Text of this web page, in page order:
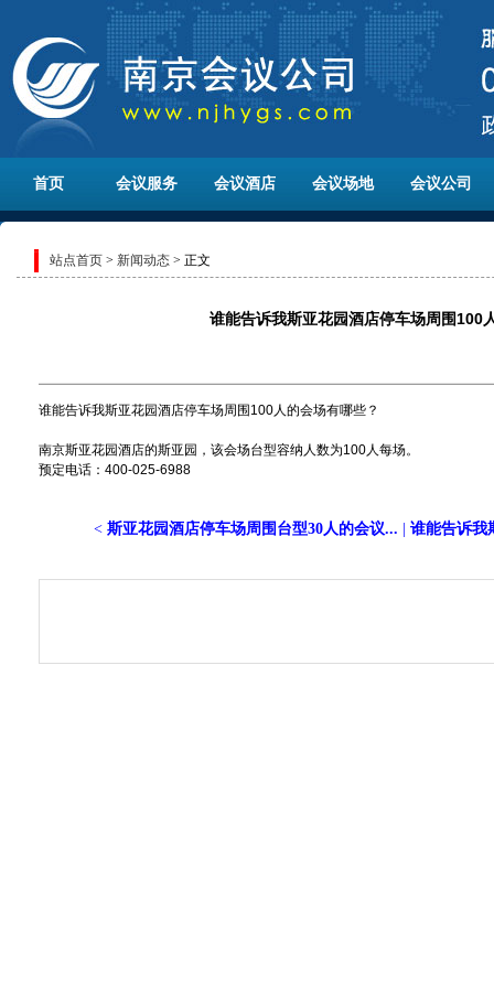
首页 会议服务 会议酒店 会议场地 会议公司
站点首页 > 新闻动态 > 正文
谁能告诉我斯亚花园酒店停车场周围100
谁能告诉我斯亚花园酒店停车场周围100人的会场有哪些？
南京斯亚花园酒店的斯亚园，该会场台型容纳人数为100人每场。
预定电话：400-025-6988
< 斯亚花园酒店停车场周围台型30人的会议... 谁能告诉我